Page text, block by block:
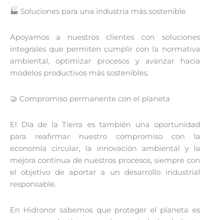
🏭 Soluciones para una industria más sostenible
Apoyamos a nuestros clientes con soluciones
integrales que permiten cumplir con la normativa
ambiental, optimizar procesos y avanzar hacia
modelos productivos más sostenibles.
🤝 Compromiso permanente con el planeta
El Día de la Tierra es también una oportunidad
para reafirmar nuestro compromiso con la
economía circular, la innovación ambiental y la
mejora continua de nuestros procesos, siempre con
el objetivo de aportar a un desarrollo industrial
responsable.
En Hidronor sabemos que proteger el planeta es